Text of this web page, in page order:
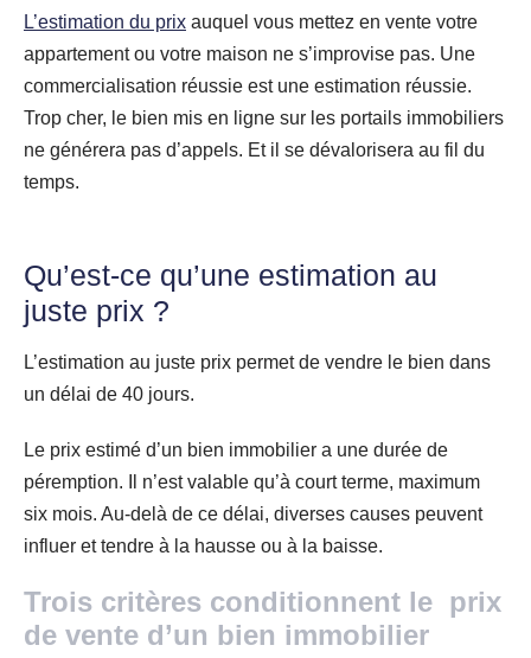
L’estimation du prix auquel vous mettez en vente votre
appartement ou votre maison ne s’improvise pas. Une
commercialisation réussie est une estimation réussie.
Trop cher, le bien mis en ligne sur les portails immobiliers
ne générera pas d’appels. Et il se dévalorisera au fil du
temps.
Qu’est-ce qu’une estimation au
juste prix ?
L’estimation au juste prix permet de vendre le bien dans
un délai de 40 jours.
Le prix estimé d’un bien immobilier a une durée de
péremption. Il n’est valable qu’à court terme, maximum
six mois. Au-delà de ce délai, diverses causes peuvent
influer et tendre à la hausse ou à la baisse.
Trois critères conditionnent le prix
de vente d’un bien immobilier